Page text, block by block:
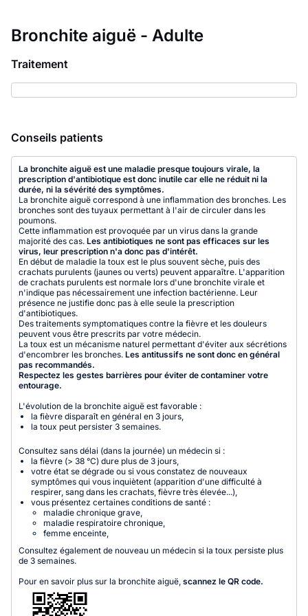
Bronchite aiguë - Adulte
Traitement
Conseils patients
La bronchite aiguë est une maladie presque toujours virale, la
prescription d'antibiotique est donc inutile car elle ne réduit ni la
durée, ni la sévérité des symptômes.
La bronchite aiguë correspond à une inflammation des bronches. Les
bronches sont des tuyaux permettant à l'air de circuler dans les
poumons.
Cette inflammation est provoquée par un virus dans la grande
majorité des cas. Les antibiotiques ne sont pas efficaces sur les
virus, leur prescription n'a donc pas d'intérêt.
En début de maladie la toux est le plus souvent sèche, puis des
crachats purulents (jaunes ou verts) peuvent apparaître. L'apparition
de crachats purulents est normale lors d'une bronchite virale et
n'indique pas nécessairement une infection bactérienne. Leur
présence ne justifie donc pas à elle seule la prescription
d'antibiotiques.
Des traitements symptomatiques contre la fièvre et les douleurs
peuvent vous être prescrits par votre médecin.
La toux est un mécanisme naturel permettant d'éviter aux sécrétions
d'encombrer les bronches. Les antitussifs ne sont donc en général
pas recommandés.
Respectez les gestes barrières pour éviter de contaminer votre
entourage.
L'évolution de la bronchite aiguë est favorable :
la fièvre disparaît en général en 3 jours,
la toux peut persister 3 semaines.
Consultez sans délai (dans la journée) un médecin si :
la fièvre (> 38 °C) dure plus de 3 jours,
votre état se dégrade ou si vous constatez de nouveaux
symptômes qui vous inquiètent (apparition d'une difficulté à
respirer, sang dans les crachats, fièvre très élevée...),
vous présentez certaines conditions de santé :
maladie chronique grave,
maladie respiratoire chronique,
femme enceinte,
Consultez également de nouveau un médecin si la toux persiste plus
de 3 semaines.
Pour en savoir plus sur la bronchite aiguë, scannez le QR code.